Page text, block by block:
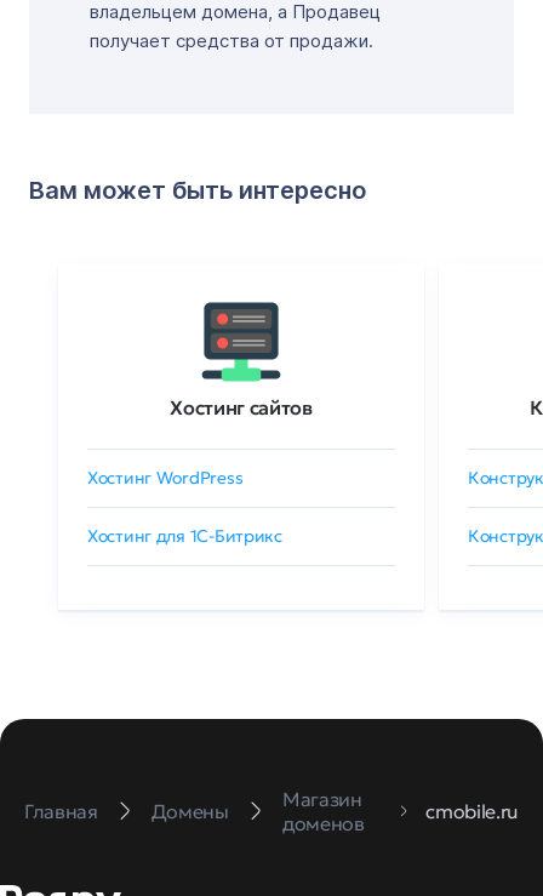
владельцем домена, а Продавец
получает средства от продажи.
Вам может быть интересно
Хостинг сайтов
Хостинг WordPress
Хостинг для 1C-Битрикс
Главная Домены
Магазин
доменов
cmobile.ru